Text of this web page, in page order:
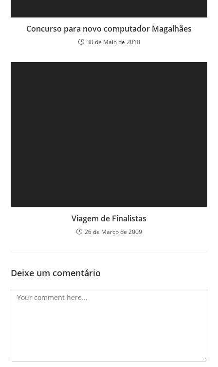
Concurso para novo computador Magalhães
30 de Maio de 2010
Viagem de Finalistas
26 de Março de 2009
Deixe um comentário
Comment